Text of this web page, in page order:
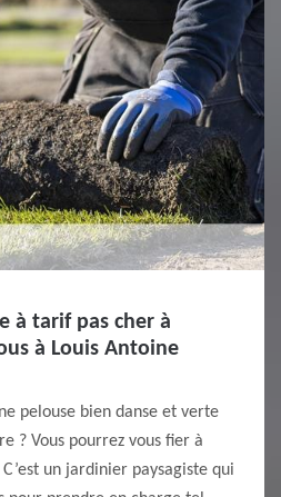
à tarif pas cher à
à Louis Antoine
pelouse bien danse et verte
? Vous pourrez vous fier à
un jardinier paysagiste qui